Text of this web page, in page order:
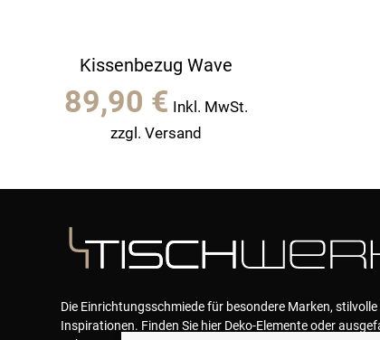
Kissenbezug Wave
89,90 € Inkl. MwSt.
zzgl. Versand
Die Einrichtungsschmiede für besondere Marken,
Inspirationen. Finden Sie hier Deko-Elemente oder